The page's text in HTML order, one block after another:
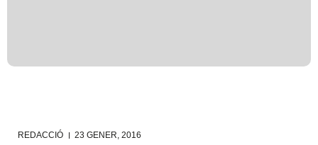
REDACCIÓ 23 GENER, 2016